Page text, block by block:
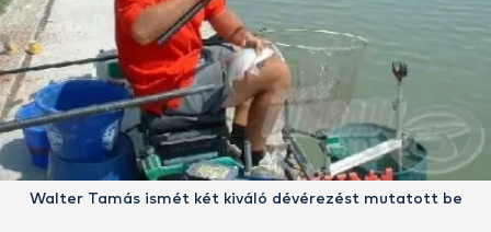
Walter Tamás ismét két kiváló dévérezést mutatott be